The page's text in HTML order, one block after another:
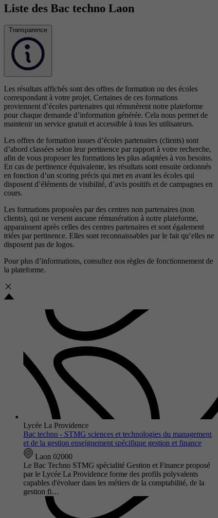
Liste des Bac techno Laon
Transparence
Les résultats affichés sont des offres de formation ou des écoles
correspondant à votre projet. Certaines de ces formations
proviennent d’écoles partenaires qui rémunèrent notre plateforme
pour chaque demande d’information générée. Cela nous permet de
maintenir un service gratuit et accessible à tous les utilisateurs.
Les offres de formation issues d’écoles partenaires (clients) sont
d’abord classées selon leur pertinence par rapport à votre recherche,
afin de vous proposer les formations les plus adaptées à vos besoins.
En cas de pertinence équivalente, les résultats sont ensuite ordonnés
en fonction d’un scoring précis qui met en avant les écoles qui
disposent d’éléments de visibilité, d’avis positifs et de campagnes en
cours.
Les formations proposées par des centres non partenaires (non
clients), qui ne versent aucune rémunération à notre plateforme,
apparaissent après celles des centres partenaires et sont également
triées par pertinence. Elles sont reconnaissables par le fait qu’elles ne
disposent pas de logos.
Pour plus d’informations, consultez nos règles de fonctionnement de
la plateforme.
Lycée La Providence
Bac techno - STMG sciences et technologies du management
et de la gestion enseignement spécifique gestion et finance
Laon 02000
Le Bac Techno STMG spécialité Gestion et Finance proposé
par le Lycée La Providence forme des profils polyvalents
capables d'évoluer dans les métiers de la comptabilité, de la
gestion fi…